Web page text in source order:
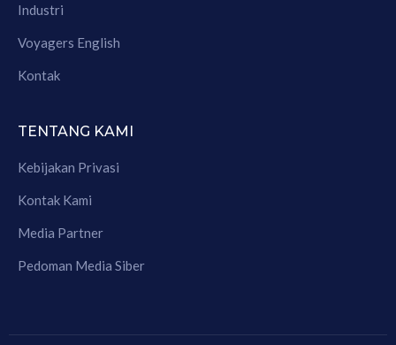
Industri
Voyagers English
Kontak
TENTANG KAMI
Kebijakan Privasi
Kontak Kami
Media Partner
Pedoman Media Siber